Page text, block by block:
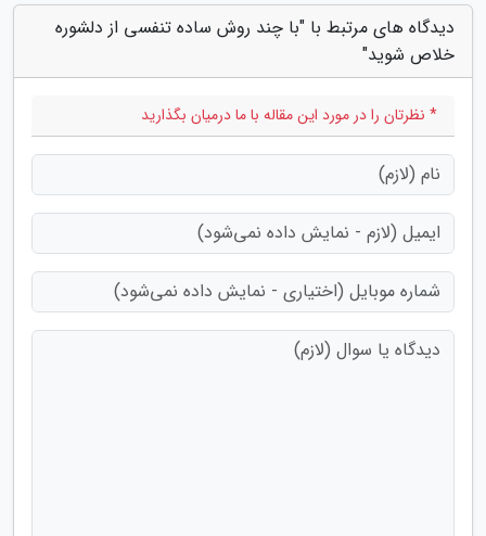
دیدگاه های مرتبط با "با چند روش ساده تنفسی از دلشوره
خلاص شوید"
* نظرتان را در مورد این مقاله با ما درمیان بگذارید